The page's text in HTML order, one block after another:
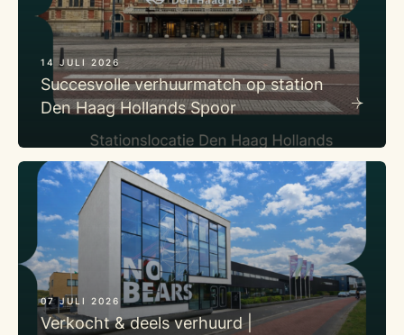
14 JULI 2026
Succesvolle verhuurmatch op station
Den Haag Hollands Spoor
07 JULI 2026
Verkocht & deels verhuurd |